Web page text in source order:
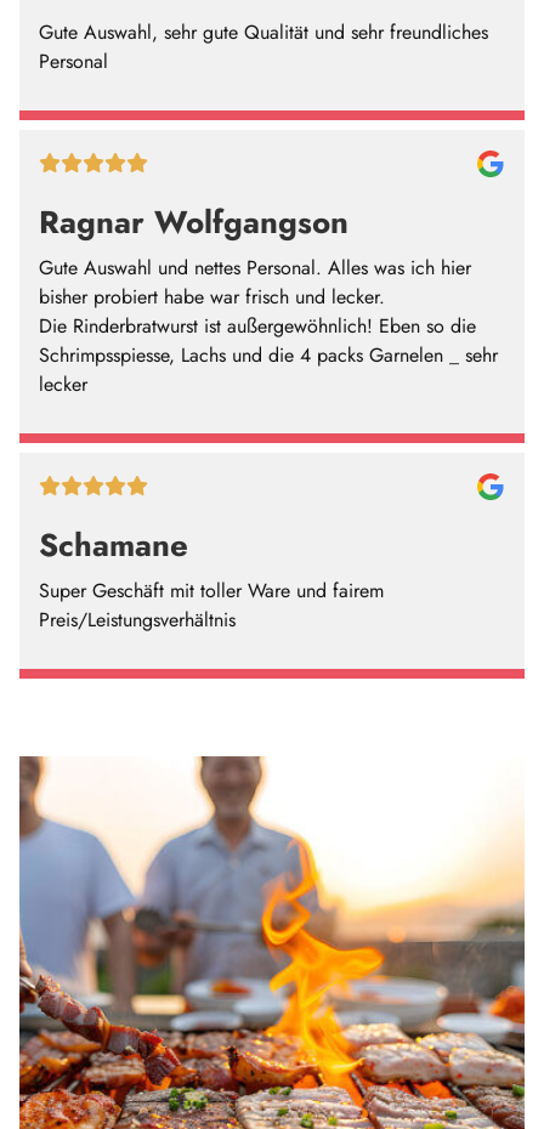
Gute Auswahl, sehr gute Qualität und sehr freundliches
Personal
Ragnar Wolfgangson
Gute Auswahl und nettes Personal. Alles was ich hier
bisher probiert habe war frisch und lecker.
Die Rinderbratwurst ist außergewöhnlich! Eben so die
Schrimpsspiesse, Lachs und die 4 packs Garnelen _ sehr
lecker
Schamane
Super Geschäft mit toller Ware und fairem
Preis/Leistungsverhältnis